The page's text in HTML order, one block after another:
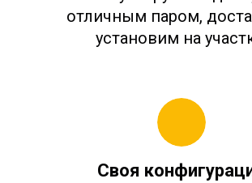
отличным паром,
установим на
Своя